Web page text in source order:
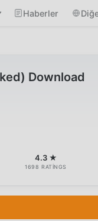
Haberler
Download
4.3 ★
1698 RATINGS